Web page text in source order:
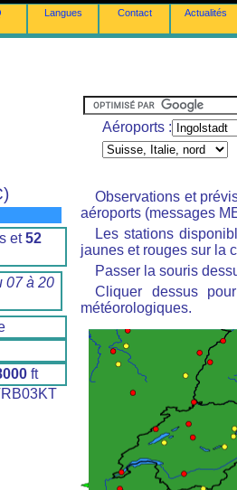
Langues Contact Actualités
Aéroports :
et52
07 à 20
ft
Observations et
aéroports (messages
Les stations
jaunes et rouges sur la
Passer la souris
Cliquer dessus
météorologiques.